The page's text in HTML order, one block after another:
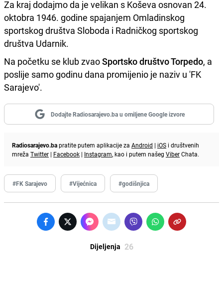
Za kraj dodajmo da je velikan s Koševa osnovan 24.
oktobra 1946. godine spajanjem Omladinskog
sportskog društva Sloboda i Radničkog sportskog
društva Udarnik.
Na početku se klub zvaoSportsko društvo Torpedo, a
poslije samo godinu dana promijenio je naziv u 'FK
Sarajevo'.
Dodajte Radiosarajevo.ba u omiljene Google izvore
Radiosarajevo.bapratite putem aplikacije za Android | iOS i društvenih
mreža Twitter | Facebook | Instagram, kao i putem našeg ViberChata.
#FK Sarajevo #Vijećnica #godišnjica
Dijeljenja 26